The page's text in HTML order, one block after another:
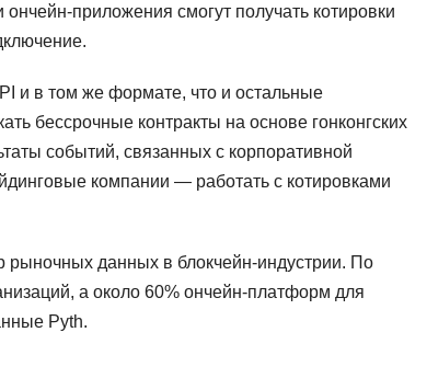
приложения смогут получать котировки
и в том же формате, что и остальные
бессрочные контракты на основе гонконгских
событий, связанных с корпоративной
компании — работать с котировками
рыночных данных в блокчейн-индустрии. По
а около 60% ончейн-платформ для
Pyth.